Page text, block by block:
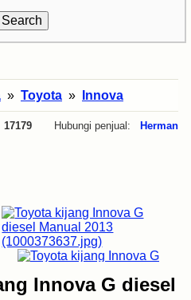
» Toyota » Innova
17179 Hubungi penjual:
Herman
Innova G diesel